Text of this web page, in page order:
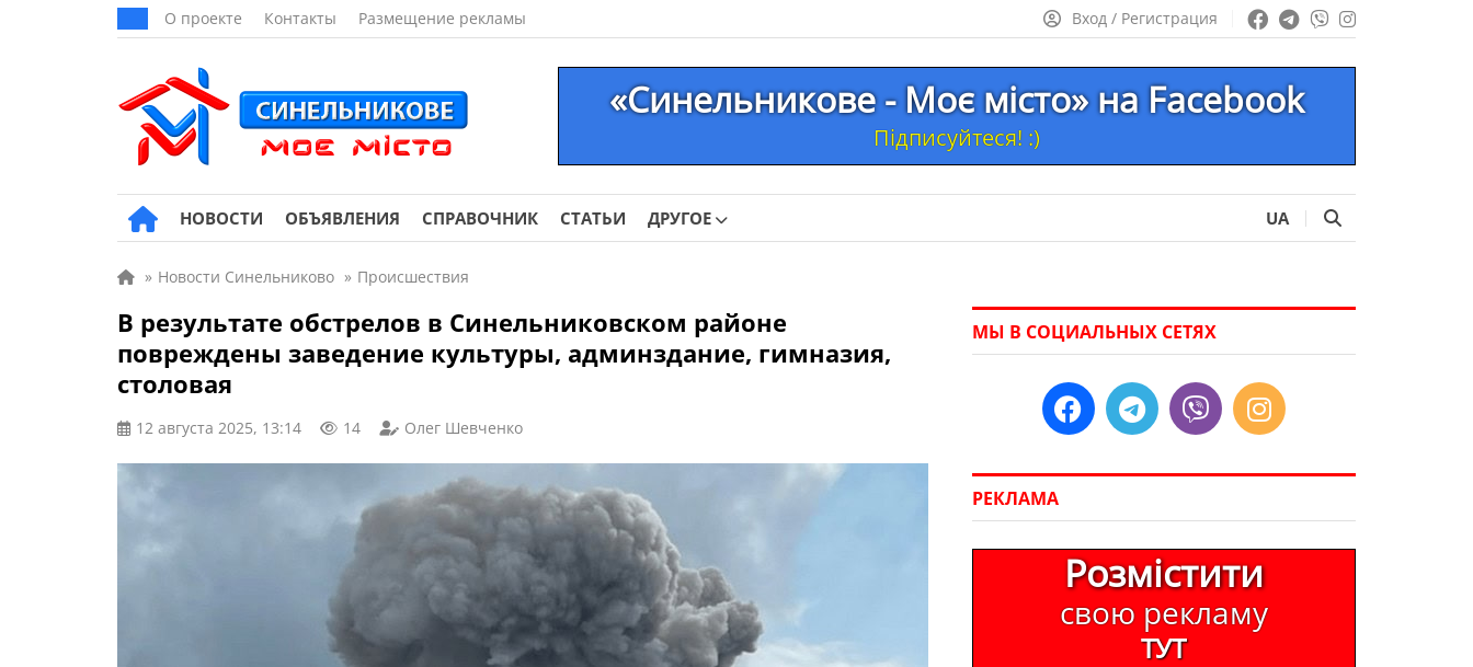
О проекте Контакты Размещение рекламы Вход / Регистрация
«Синельникове - Моє місто» на Facebook
Підписуйтеся! :)
НОВОСТИ ОБЪЯВЛЕНИЯ СПРАВОЧНИК СТАТЬИ ДРУГОЕ UA
» Новости Синельниково » Происшествия
В результате обстрелов в Синельниковском районе
повреждены заведение культуры, админздание, гимназия,
столовая
12 августа 2025, 13:14 14 Олег Шевченко
МЫ В СОЦИАЛЬНЫХ СЕТЯХ
РЕКЛАМА
Розмістити
свою рекламу
ТУТ